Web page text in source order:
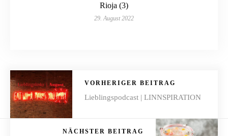
Rioja (3)
29. August 2022
VORHERIGER BEITRAG
Lieblingspodcast | LINNSPIRATION
NÄCHSTER BEITRAG